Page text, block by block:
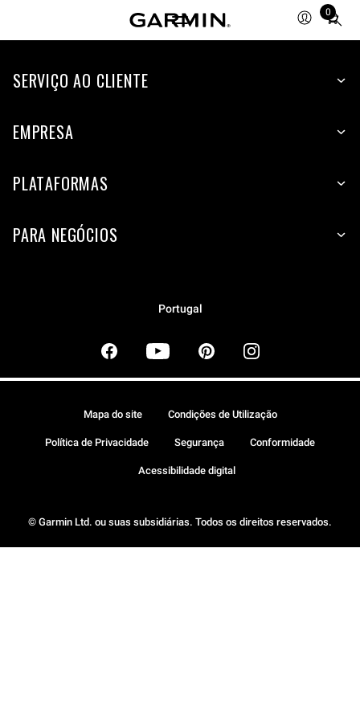
0
Total
items
cart:
SERVIÇO AO CLIENTE
EMPRESA
PLATAFORMAS
PARA NEGÓCIOS
Portugal
© Garmin Ltd. ou suas subsidiárias. Todos os direitos reservados.
Mapa do site Condições de Utilização
Política de Privacidade Segurança Conformidade
Acessibilidade digital